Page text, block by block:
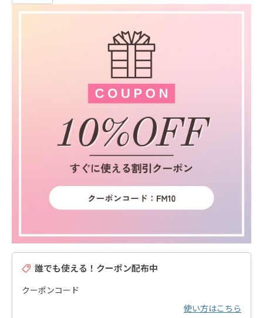
誰でも使える！クーポン配布中
クーポンコード
使い方はこちら